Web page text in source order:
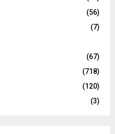
(56)
(7)
(67)
(718)
(120)
(3)